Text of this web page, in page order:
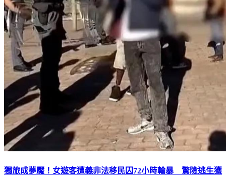
獨旅成夢魘！女遊客遭義非法移民囚72小時輪暴 驚險逃生獲